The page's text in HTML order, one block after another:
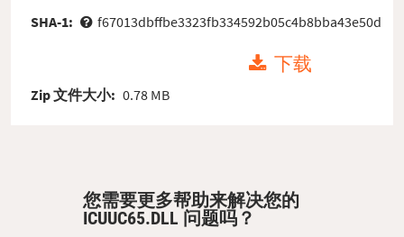
SHA-1:
f67013dbffbe3323fb334592b05c4b8bba43e50d
下载
Zip 文件大小: 0.78 MB
您需要更多帮助来解决您的
ICUUC65.DLL 问题吗？